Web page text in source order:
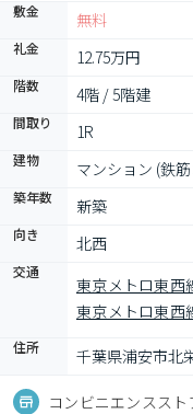
敷金 無料
礼金 12.75万円
階数 4階 / 5階建
間取り 1R
建物 マンション (鉄
築年数 新築
向き 北西
交通
東京メトロ東西
東京メトロ東西
住所 千葉県浦安市北
コンビニエンススト